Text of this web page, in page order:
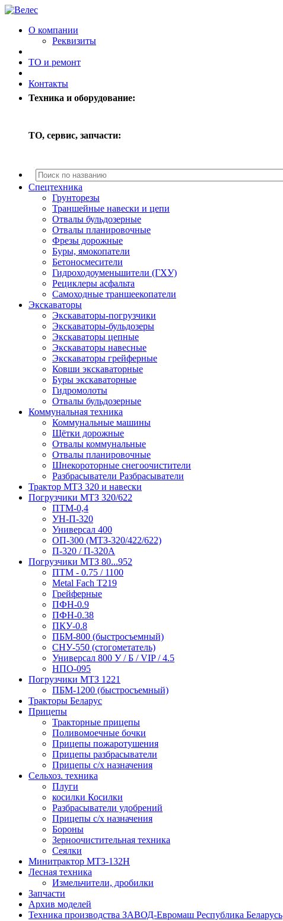
О компании
Реквизиты
ТО и ремонт
Контакты
Техника и оборудование:
ТО, сервис, запчасти:
Спецтехника
Грунторезы
Траншейные навески и цепи
Отвалы бульдозерные
Отвалы планировочные
Фрезы дорожные
Буры, ямокопатели
Бетоносмесители
Гидроходоуменьшители (ГХУ)
Рециклеры асфальта
Самоходные траншеекопатели
Экскаваторы
Экскаваторы-погрузчики
Экскаваторы-бульдозеры
Экскаваторы цепные
Экскаваторы навесные
Экскаваторы грейферные
Ковши экскаваторные
Буры экскаваторные
Гидромолоты
Отвалы бульдозерные
Коммунальная техника
Коммунальные машины
Щётки дорожные
Отвалы коммунальные
Отвалы планировочные
Шнекороторные снегоочистители
Разбрасыватели Разбрасыватели
Трактор МТЗ 320 и навески
Погрузчики МТЗ 320/622
ПТМ-0,4
УН-П-320
Универсал 400
ОП-300 (МТЗ-320/422/622)
П-320 / П-320А
Погрузчики МТЗ 80...952
ПТМ - 0.75 / 1100
Metal Fach T219
Грейферные
ПФН-0.9
ПФН-0.38
ПКУ-0.8
ПБМ-800 (быстросъемный)
СНУ-550 (стогометатель)
Универсал 800 У / Б / VIP / 4.5
НПО-095
Погрузчики МТЗ 1221
ПБМ-1200 (быстросъемный)
Тракторы Беларус
Прицепы
Тракторные прицепы
Поливомоечные бочки
Прицепы пожаротушения
Прицепы разбрасыватели
Прицепы с/х назначения
Сельхоз. техника
Плуги
косилки Косилки
Разбрасыватели удобрений
Прицепы с/х назначения
Бороны
Зерноочистительная техника
Сеялки
Минитрактор МТЗ-132Н
Лесная техника
Измельчители, дробилки
Запчасти
Архив моделей
Техника производства ЗАВОД-Евромаш Республика Беларусь